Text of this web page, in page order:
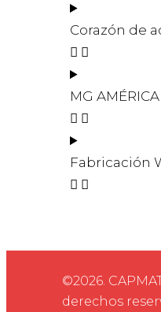
Corazón de
MG AMÉRICA
Fabricación
©2026.
derechos